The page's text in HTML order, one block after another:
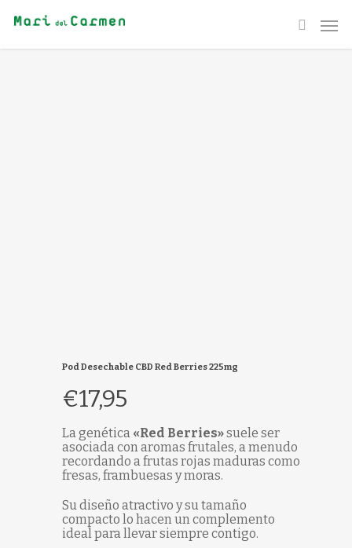
Pod Desechable CBD Red Berries 225mg
€17,95
La genética «Red Berries»suele ser
asociada con aromas frutales, a menudo
recordando a frutas rojas maduras como
fresas, frambuesas y moras.
Su diseño atractivo y su tamaño
compacto lo hacen un complemento
ideal para llevar siempre contigo.